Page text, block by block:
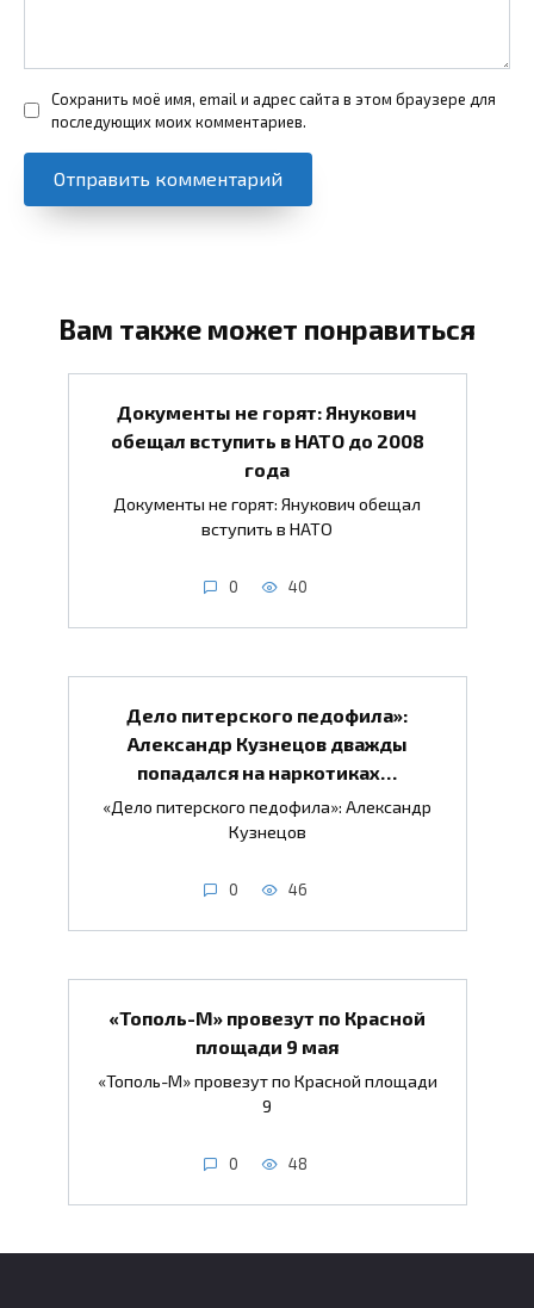
Сохранить моё имя, email и адрес сайта в этом браузере для
последующих моих комментариев.
Вам также может понравиться
Документы не горят: Янукович
обещал вступить в НАТО до 2008
года
Документы не горят: Янукович обещал
вступить в НАТО
0 40
Дело питерского педофила»:
Александр Кузнецов дважды
попадался на наркотиках…
«Дело питерского педофила»: Александр
Кузнецов
0 46
«Тополь-М» провезут по Красной
площади 9 мая
«Тополь-М» провезут по Красной площади
9
0 48